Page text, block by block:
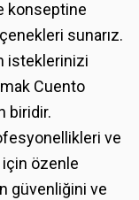
konseptine
sunarız.
isteklerinizi
Cuento
biridir.
ve
için özenle
güvenliğini ve